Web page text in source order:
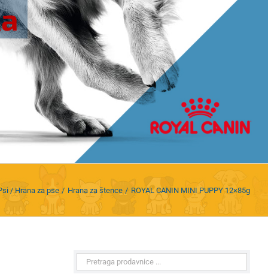
/ Hrana za pse Hrana za štence ROYAL CANIN MINI PUPPY 12×85g